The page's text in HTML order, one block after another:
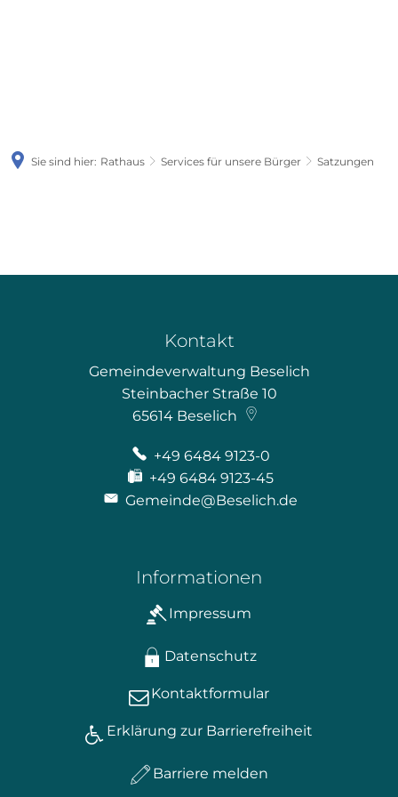
Sie sind hier: Rathaus Services für unsere Bürger Satzungen
Kontakt
Gemeindeverwaltung Beselich
Steinbacher Straße 10
65614 Beselich
+49 6484 9123-0
+49 6484 9123-45
Gemeinde@Beselich.de
Informationen
Impressum
Datenschutz
Kontaktformular
Erklärung zur Barrierefreiheit
Barriere melden